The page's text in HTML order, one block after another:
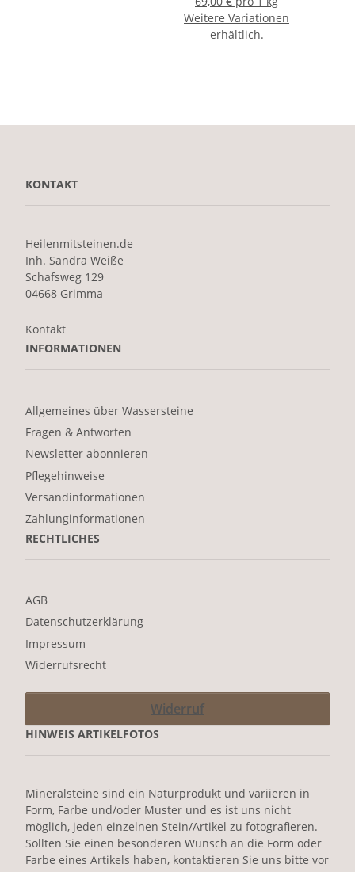
Weitere Variationen
erhältlich.
KONTAKT
Heilenmitsteinen.de
Inh. Sandra Weiße
Schafsweg 129
04668 Grimma
Kontakt
INFORMATIONEN
Allgemeines über Wassersteine
Fragen & Antworten
Newsletter abonnieren
Pflegehinweise
Versandinformationen
Zahlunginformationen
RECHTLICHES
AGB
Datenschutzerklärung
Impressum
Widerrufsrecht
Widerruf
HINWEIS ARTIKELFOTOS
Mineralsteine sind ein Naturprodukt und variieren in
Form, Farbe und/oder Muster und es ist uns nicht
möglich, jeden einzelnen Stein/Artikel zu fotografieren.
Sollten Sie einen besonderen Wunsch an die Form oder
Farbe eines Artikels haben, kontaktieren Sie uns bitte vor